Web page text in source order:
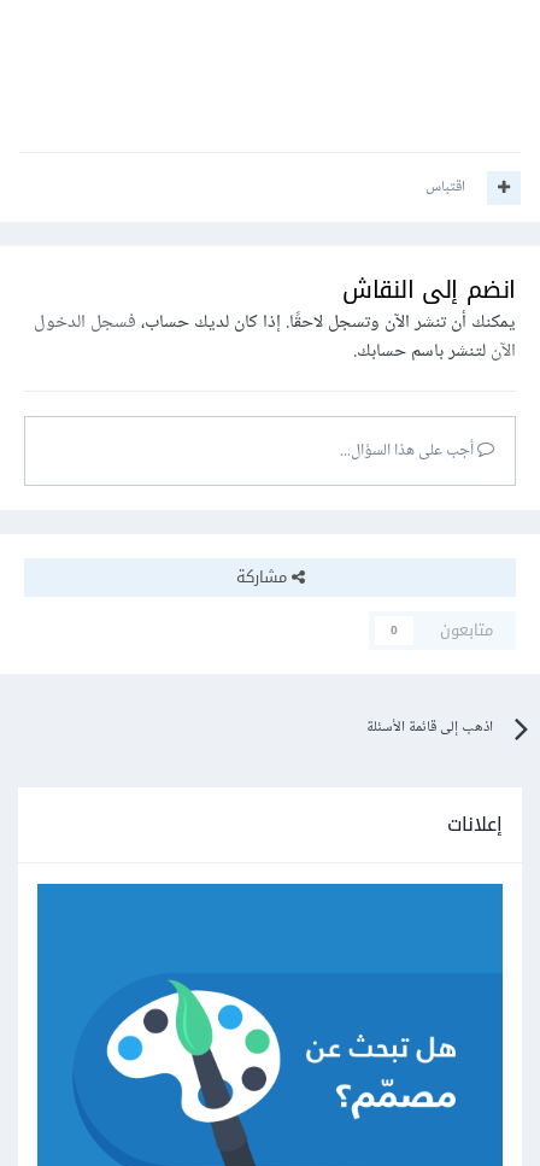
اقتباس
انضم إلى النقاش
يمكنك أن تنشر الآن وتسجل لاحقًا. إذا كان لديك حساب،فسجل الدخول
الآنلتنشر باسم حسابك.
أجب على هذا السؤال...
مشاركة
متابعون
0
اذهب إلى قائمة الأسئلة
إعلانات